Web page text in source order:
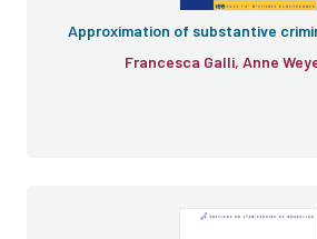
Approximation of substantive
Francesca Galli, Anne